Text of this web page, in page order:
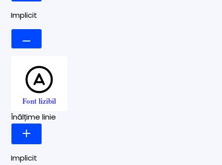
Implicit
Font lizibil
Înălțime linie
Implicit